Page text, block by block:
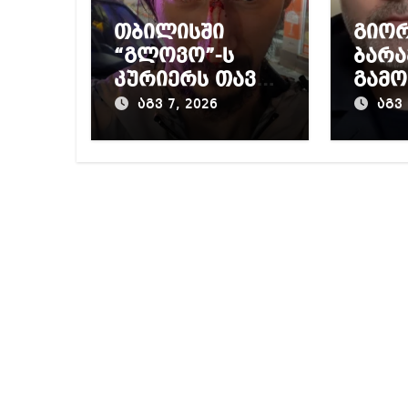
თბილისში
“გლოვო”-ს
კურიერს თავს
დაესხნენ
აგვ 7, 2026 აგვ